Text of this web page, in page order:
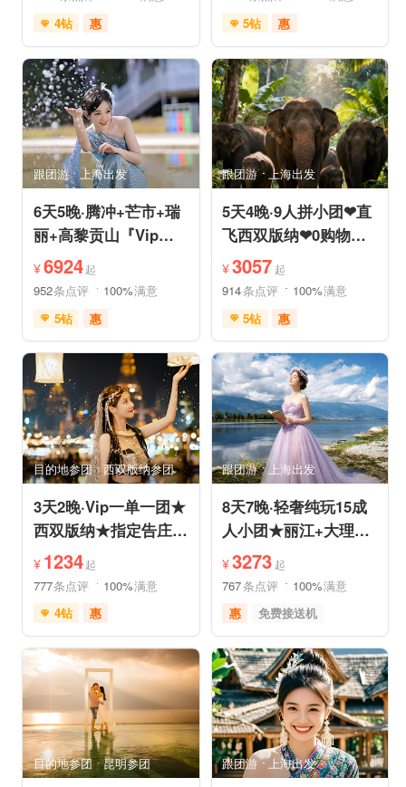
4钻
惠
免费接送机
充足自由时间
品质游
美食享受
摄影之旅
自然山水
动植物园
研学体验
跟团游 上海出发
6天5晚·腾冲+芒市+瑞
丽+高黎贡山『Vip一
单一团』豪奢五钻酒店
度假
¥6924起
952条点评 100%满意
5钻
惠
免费接送机
免费WIFI
家庭游
情侣游
世界遗产
休闲度假
自然山水
自由活动
美食享受
目的地参团 西双版纳参团
3天2晚·Vip一单一团★
西双版纳★指定告庄内
泳池酒店或温德姆国际
连锁
¥ 1234起
777条点评 100%满意
4钻
惠
充足自由时间
免费接送机
支持儿童入住
品质游
情侣游
祈福之旅
赏花之旅
森林公园
森林草原
特色民宿
亲子休闲
自由活动
目的地参团
昆明参团
5钻
惠
充足自由时间
免费接送机
品质游
祈福之旅
赏花之旅
森林公园
自然山水
跟团游 上海出发
5天4晚·9人拼小团❤直
飞西双版纳❤0购物纯
玩·豪奢五星五钻泳池
度假
¥3057 起
914条点评 100%满意
5钻
惠
免费接送机
管家服务
品质游
休闲游
家庭游
摄影之旅
休闲度假
自然山水
美食享受
世界遗产
亲子休闲
动植物园
小众风光
森林公园
美景探索
跟团游 上海出发
8天7晚·轻奢纯玩15成
人小团★丽江+大理
+香格里拉/泸沽湖★直
飞丽江
¥3273 起
767条点评 100%满意
惠
免费接送机
家庭游
祈福之旅
赏花之旅
摄影之旅
雪山之旅
自然山水
行车时长短
跟团游 上海出发